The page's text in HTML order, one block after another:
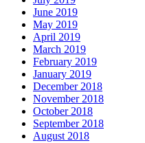
June 2019
May 2019
April 2019
March 2019
February 2019
January 2019
December 2018
November 2018
October 2018
September 2018
August 2018